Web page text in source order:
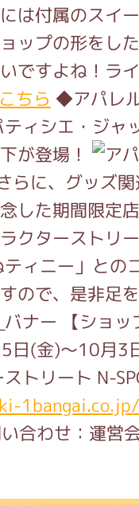
は付属のスイ
ップの形をし
ですよね！ラ
ちら ◆アパレ
ィシエ・ジャ
が登場！
らに、グッズ
した期間限定
クターストリ
ィニー」との
ので、是非足
【ショ
日(金)～10月3
トリート N-
合わせ：運営